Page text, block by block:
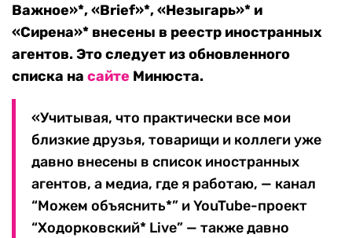
Важное»*, «Brief»*, «Незыгарь»* и
«Сирена»* внесены в реестр иностранных
агентов. Это следует из обновленного
списка на сайте Минюста.
«Учитывая, что практически все мои
близкие друзья, товарищи и коллеги уже
давно внесены в список иностранных
агентов, а медиа, где я работаю, — канал
“Можем объяснить*” и YouTube-проект
“Ходорковский* Live” — также давно